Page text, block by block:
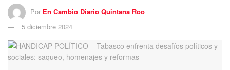
Por En Cambio Diario Quintana Roo
5 diciembre 2024